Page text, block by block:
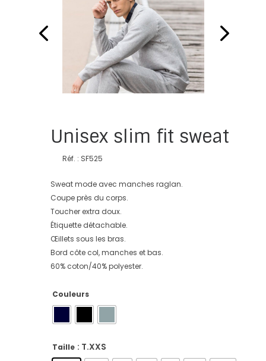
Unisex slim fit sweat
Réf. : SF525
Sweat mode avec manches raglan.
Coupe près du corps.
Toucher extra doux.
Étiquette détachable.
Œillets sous les bras.
Bord côte col, manches et bas.
60% coton/40% polyester.
Couleurs
Taille : T.XXS